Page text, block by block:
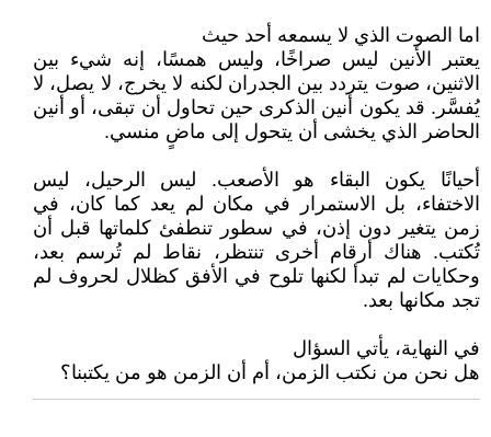
اما الصوت الذي لا يسمعه أحد حيث
يعتبر الأنين ليس صراخًا، وليس همسًا، إنه شيء بين
الاثنين، صوت يتردد بين الجدران لكنه لا يخرج، لا يصل، لا
يُفسَّر. قد يكون أنين الذكرى حين تحاول أن تبقى، أو أنين
الحاضر الذي يخشى أن يتحول إلى ماضٍ منسي.
أحيانًا يكون البقاء هو الأصعب. ليس الرحيل، ليس
الاختفاء، بل الاستمرار في مكان لم يعد كما كان، في
زمن يتغير دون إذن، في سطور تنطفئ كلماتها قبل أن
تُكتب. هناك أرقام أخرى تنتظر، نقاط لم تُرسم بعد،
وحكايات لم تبدأ لكنها تلوح في الأفق كظلال لحروف لم
تجد مكانها بعد.
في النهاية، يأتي السؤال
هل نحن من نكتب الزمن، أم أن الزمن هو من يكتبنا؟